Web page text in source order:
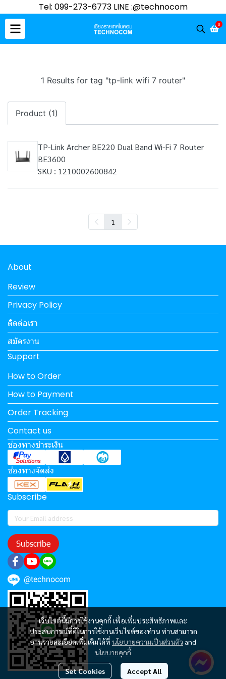
Tel: 099-273-6773 LINE :@technocom
0
1 Results for tag "tp-link wifi 7 router"
Product (1)
TP-Link Archer BE220 Dual Band Wi-Fi 7 Router
BE3600
SKU : 1210002600842
1
เว็บไซต์นี้มีการใช้งานคุกกี้ เพื่อเพิ่มประสิทธิภาพและ
ประสบการณ์ที่ดีในการใช้งานเว็บไซต์ของท่าน ท่านสามารถ
อ่านรายละเอียดเพิ่มเติมได้ที่ นโยบายความเป็นส่วนตัว and
นโยบายคุกกี้
Set Cookies Accept All
About
Review
Privacy Policy
ติดต่อเรา
สมัครงาน
Support
How to Order
How to Payment
Order Tracking
Contact us
ช่องทางชำระเงิน
ช่องทางจัดส่ง
Subscribe
Subscribe
@technocom